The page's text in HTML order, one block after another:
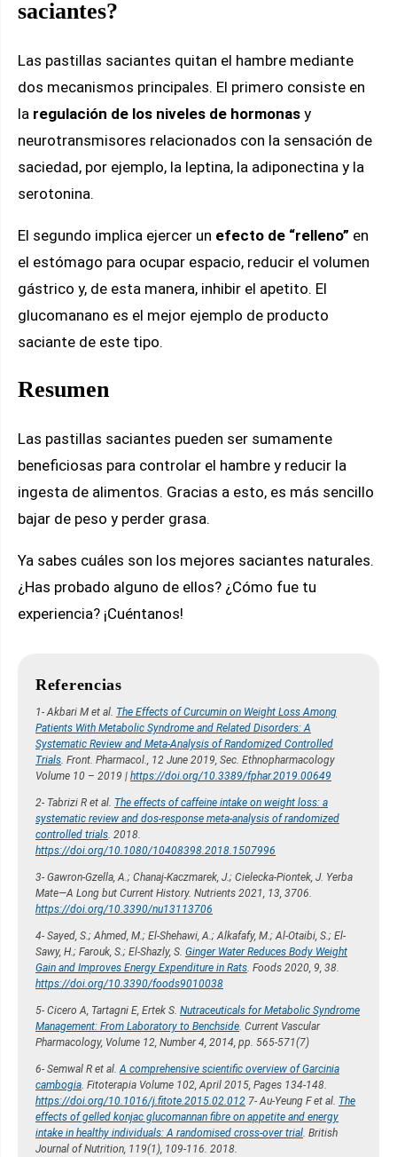
saciantes?
Las pastillas saciantes quitan el hambre mediante
dos mecanismos principales. El primero consiste en
la regulación de los niveles de hormonas y
neurotransmisores relacionados con la sensación de
saciedad, por ejemplo, la leptina, la adiponectina y la
serotonina.
El segundo implica ejercer un efecto de “relleno” en
el estómago para ocupar espacio, reducir el volumen
gástrico y, de esta manera, inhibir el apetito. El
glucomanano es el mejor ejemplo de producto
saciante de este tipo.
Resumen
Las pastillas saciantes pueden ser sumamente
beneficiosas para controlar el hambre y reducir la
ingesta de alimentos. Gracias a esto, es más sencillo
bajar de peso y perder grasa.
Ya sabes cuáles son los mejores saciantes naturales.
¿Has probado alguno de ellos? ¿Cómo fue tu
experiencia? ¡Cuéntanos!
Referencias
1- Akbari M et al. The Effects of Curcumin on Weight Loss Among
Patients With Metabolic Syndrome and Related Disorders: A
Systematic Review and Meta-Analysis of Randomized Controlled
Trials . Front. Pharmacol., 12 June 2019, Sec. Ethnopharmacology
Volume 10 – 2019 | https://doi.org/10.3389/fphar.2019.00649
2- Tabrizi R et al. The effects of caffeine intake on weight loss: a
systematic review and dos-response meta-analysis of randomized
controlled trials . 2018.
https://doi.org/10.1080/10408398.2018.1507996
3- Gawron-Gzella, A.; Chanaj-Kaczmarek, J.; Cielecka-Piontek, J. Yerba
Mate—A Long but Current History. Nutrients 2021, 13, 3706.
https://doi.org/10.3390/nu13113706
4- Sayed, S.; Ahmed, M.; El-Shehawi, A.; Alkafafy, M.; Al-Otaibi, S.; El-
Sawy, H.; Farouk, S.; El-Shazly, S. Ginger Water Reduces Body Weight
Gain and Improves Energy Expenditure in Rats . Foods 2020, 9, 38.
https://doi.org/10.3390/foods9010038
5- Cicero A, Tartagni E, Ertek S. Nutraceuticals for Metabolic Syndrome
Management: From Laboratory to Benchside . Current Vascular
Pharmacology, Volume 12, Number 4, 2014, pp. 565-571(7)
6- Semwal R et al. A comprehensive scientific overview of Garcinia
cambogia . Fitoterapia Volume 102, April 2015, Pages 134-148.
https://doi.org/10.1016/j.fitote.2015.02.012 7- Au-Yeung F et al. The
effects of gelled konjac glucomannan fibre on appetite and energy
intake in healthy individuals: A randomised cross-over trial . British
Journal of Nutrition, 119(1), 109-116. 2018.